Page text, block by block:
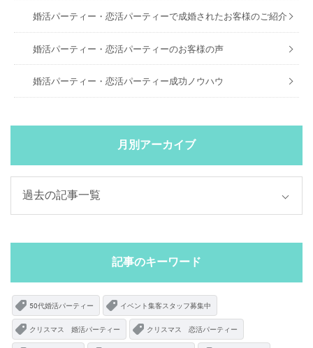
婚活パーティー・恋活パーティーで成婚されたお客様のご紹介
婚活パーティー・恋活パーティーのお客様の声
婚活パーティー・恋活パーティー成功ノウハウ
月別アーカイブ
記事のキーワード
50代婚活パーティー イベント集客スタッフ募集中
クリスマス 婚活パーティー クリスマス 恋活パーティー